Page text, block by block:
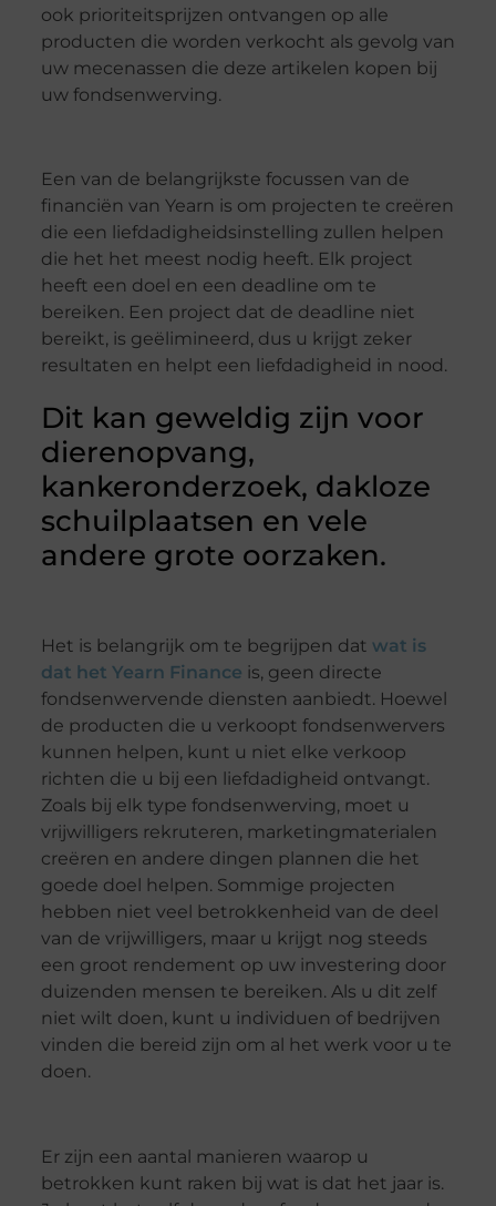
ook prioriteitsprijzen ontvangen op alle
producten die worden verkocht als gevolg van
uw mecenassen die deze artikelen kopen bij
uw fondsenwerving.
Een van de belangrijkste focussen van de
financiën van Yearn is om projecten te creëren
die een liefdadigheidsinstelling zullen helpen
die het het meest nodig heeft. Elk project
heeft een doel en een deadline om te
bereiken. Een project dat de deadline niet
bereikt, is geëlimineerd, dus u krijgt zeker
resultaten en helpt een liefdadigheid in nood.
Dit kan geweldig zijn voor
dierenopvang,
kankeronderzoek, dakloze
schuilplaatsen en vele
andere grote oorzaken.
Het is belangrijk om te begrijpen dat wat is
dat het Yearn Finance is, geen directe
fondsenwervende diensten aanbiedt. Hoewel
de producten die u verkoopt fondsenwervers
kunnen helpen, kunt u niet elke verkoop
richten die u bij een liefdadigheid ontvangt.
Zoals bij elk type fondsenwerving, moet u
vrijwilligers rekruteren, marketingmaterialen
creëren en andere dingen plannen die het
goede doel helpen. Sommige projecten
hebben niet veel betrokkenheid van de deel
van de vrijwilligers, maar u krijgt nog steeds
een groot rendement op uw investering door
duizenden mensen te bereiken. Als u dit zelf
niet wilt doen, kunt u individuen of bedrijven
vinden die bereid zijn om al het werk voor u te
doen.
Er zijn een aantal manieren waarop u
betrokken kunt raken bij wat is dat het jaar is.